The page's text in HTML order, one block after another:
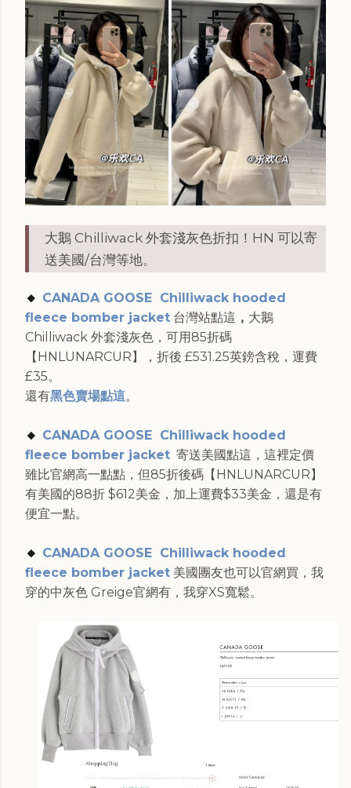
大鵝 Chilliwack 外套淺灰色折扣！ HN 可以寄
送美國/台灣等地。
🔸 CANADA GOOSE Chilliwack hooded
fleece bomber jacket 台灣站點這 ， 大鵝
Chilliwack 外套淺灰色，可用85折碼
【HNLUNARCUR】，折後 £531.25英鎊含稅，運費
£35。
還有黑色賣場點這。
🔸 CANADA GOOSE Chilliwack hooded
fleece bomber jacket 寄送美國點這，這裡定價
雖比官網高一點點，但85折後碼【HNLUNARCUR】
有美國的88折 $612美金，加上運費$33美金，還是有
便宜一點。
🔸 CANADA GOOSE Chilliwack hooded
fleece bomber jacket 美國團友也可以官網買，我
穿的中灰色 Greige官網有，我穿XS寬鬆。